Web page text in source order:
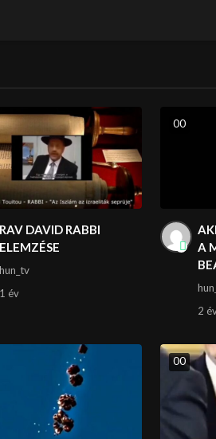
RAV DAVID RABBI
ELEMZÉSE
hun_tv
1 év
00
A
2
00